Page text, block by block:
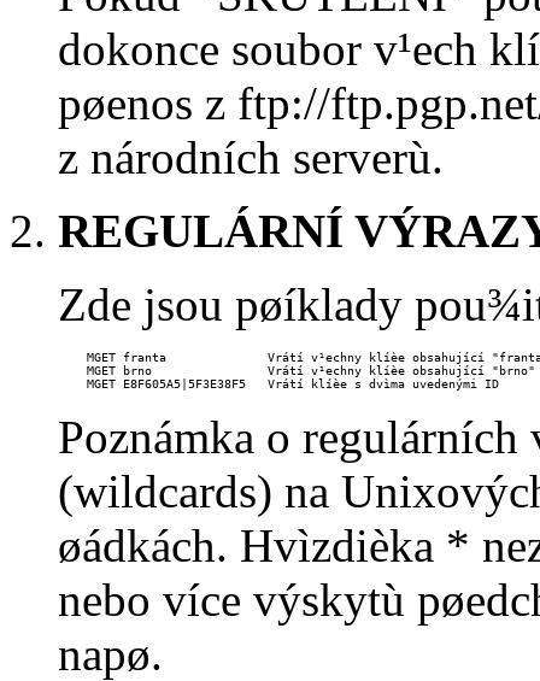
dokonce soubor v¹ech
pøenos z ftp://
z národních serverù.
REGULÁRNÍ
Zde jsou pøíklady
MGET franta              Vrátí v¹echny klíèe obsahující
    MGET brno                Vrátí v¹echny klíèe obsahující "brno"
    MGET E8F605A5|5F3E38F5   Vrátí klíèe s dvìma uvedenými ID
Poznámka o
(wildcards) na
øádkách. Hvìzdièka *
nebo více výskytù
napø.